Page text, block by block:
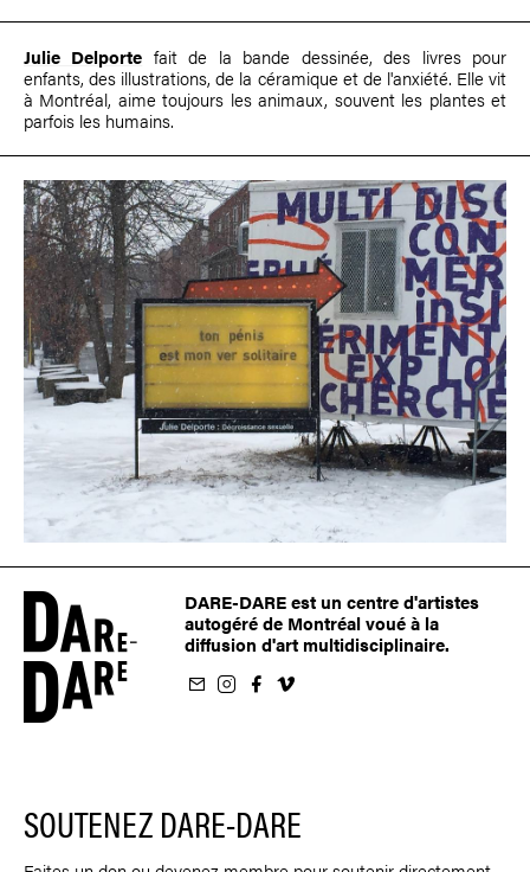
Julie Delporte fait de la bande dessinée, des livres pour
enfants, des illustrations, de la céramique et de l'anxiété. Elle vit
à Montréal, aime toujours les animaux, souvent les plantes et
parfois les humains.
DARE-DARE est un centre d'artistes
autogéré de Montréal voué à la
diffusion d'art multidisciplinaire.
sur Instagram
sur Facebook
nous sur Vimeo
SOUTENEZ DARE-DARE